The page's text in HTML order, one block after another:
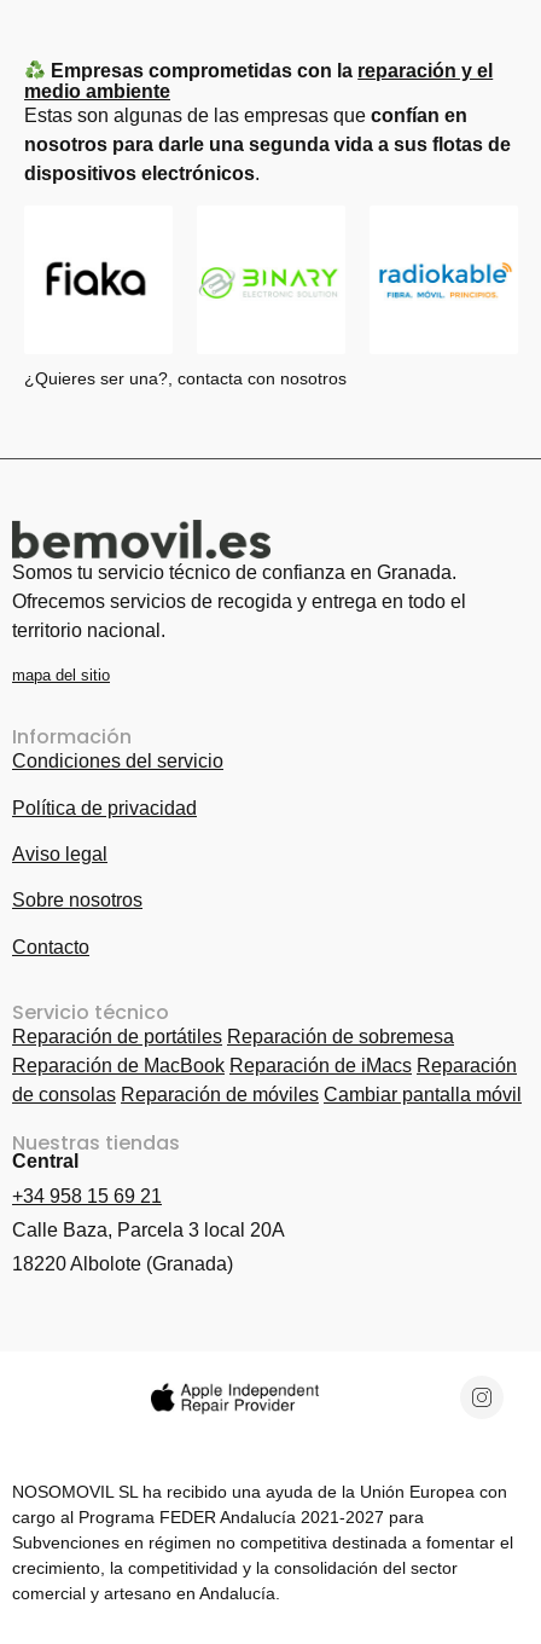
Empresas comprometidas con la reparación y el
medio ambiente
Estas son algunas de las empresas que confían en
nosotros para darle una segunda vida a sus flotas de
dispositivos electrónicos.
¿Quieres ser una?, contacta con nosotros
Somos tu servicio técnico de confianza en Granada.
Ofrecemos servicios de recogida y entrega en todo el
territorio nacional.
mapa del sitio
Información
Condiciones del servicio
Política de privacidad
Aviso legal
Sobre nosotros
Contacto
Servicio técnico
Reparación de portátiles Reparación de sobremesa
Reparación de MacBook Reparación de iMacs Reparación
de consolas Reparación de móviles Cambiar pantalla móvil
Nuestras tiendas
Central
+34 958 15 69 21
Calle Baza, Parcela 3 local 20A
18220 Albolote (Granada)
NOSOMOVIL SL ha recibido una ayuda de la Unión Europea con
cargo al Programa FEDER Andalucía 2021-2027 para
Subvenciones en régimen no competitiva destinada a fomentar el
crecimiento, la competitividad y la consolidación del sector
comercial y artesano en Andalucía.